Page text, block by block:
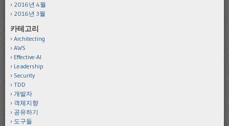
2016년 4월
2016년 3월
카테고리
Architecting
AWS
Effective-AI
Leadership
Security
TDD
개발자
객체지향
공유하기
도구들